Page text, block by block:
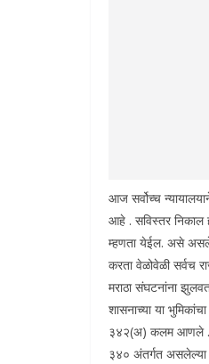
आज सर्वोच्च
आहे . सविस्तर निकाल
म्हणता येईल. असे असले
करता वेळोवेळी सर्वच
मराठा संघटनांना
शासनाच्या या
३४२(अ) कलम आणले .
३४० अंतर्गत असलेल्या